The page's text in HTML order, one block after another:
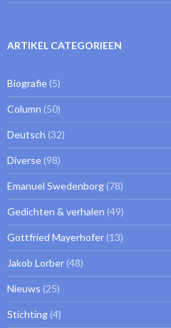
ARTIKEL CATEGORIEEN
Biografie (5)
Column (50)
Deutsch (32)
Diverse (98)
Emanuel Swedenborg (78)
Gedichten & verhalen (49)
Gottfried Mayerhofer (13)
Jakob Lorber (48)
Nieuws (25)
Stichting (4)